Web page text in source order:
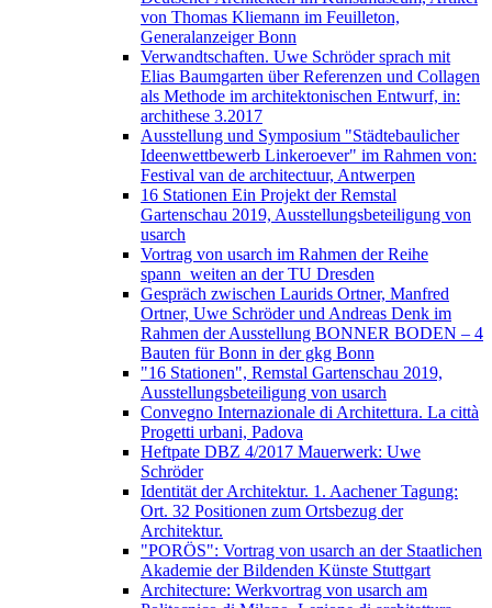
von Thomas Kliemann im Feuilleton,
Generalanzeiger Bonn
Verwandtschaften. Uwe Schröder sprach mit
Elias Baumgarten über Referenzen und Collagen
als Methode im architektonischen Entwurf, in:
archithese 3.2017
Ausstellung und Symposium "Städtebaulicher
Ideenwettbewerb Linkeroever" im Rahmen von:
Festival van de architectuur, Antwerpen
16 Stationen Ein Projekt der Remstal
Gartenschau 2019, Ausstellungsbeteiligung von
usarch
Vortrag von usarch im Rahmen der Reihe
spann_weiten an der TU Dresden
Gespräch zwischen Laurids Ortner, Manfred
Ortner, Uwe Schröder und Andreas Denk im
Rahmen der Ausstellung BONNER BODEN – 4
Bauten für Bonn in der gkg Bonn
"16 Stationen", Remstal Gartenschau 2019,
Ausstellungsbeteiligung von usarch
Convegno Internazionale di Architettura. La città
Progetti urbani, Padova
Heftpate DBZ 4/2017 Mauerwerk: Uwe
Schröder
Identität der Architektur. 1. Aachener Tagung:
Ort. 32 Positionen zum Ortsbezug der
Architektur.
"PORÖS": Vortrag von usarch an der Staatlichen
Akademie der Bildenden Künste Stuttgart
Architecture: Werkvortrag von usarch am